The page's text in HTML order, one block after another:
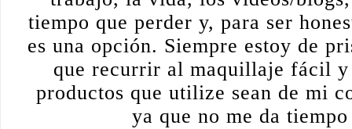
tiempo que perder y, para ser
es una opción. Siempre estoy de
que recurrir al maquillaje fácil
productos que utilize sean de mi
ya que no me da